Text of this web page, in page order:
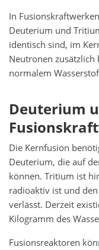
In
Deuterium und
identisch sind, im
Neutronen zusätzlich
normalem
Deuterium
Die Kernfusion
Deuterium, die auf
können. Tritium ist
radioaktiv ist und
verlässt. Derzeit
Kilogramm des
Fusionsreaktoren